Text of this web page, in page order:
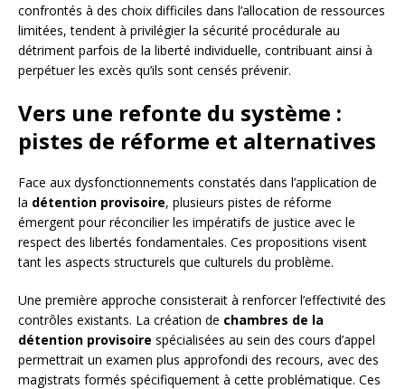
confrontés à des choix difficiles dans l’allocation de ressources
limitées, tendent à privilégier la sécurité procédurale au
détriment parfois de la liberté individuelle, contribuant ainsi à
perpétuer les excès qu’ils sont censés prévenir.
Vers une refonte du système :
pistes de réforme et alternatives
Face aux dysfonctionnements constatés dans l’application de
la détention provisoire, plusieurs pistes de réforme
émergent pour réconcilier les impératifs de justice avec le
respect des libertés fondamentales. Ces propositions visent
tant les aspects structurels que culturels du problème.
Une première approche consisterait à renforcer l’effectivité des
contrôles existants. La création de chambres de la
détention provisoire spécialisées au sein des cours d’appel
permettrait un examen plus approfondi des recours, avec des
magistrats formés spécifiquement à cette problématique. Ces